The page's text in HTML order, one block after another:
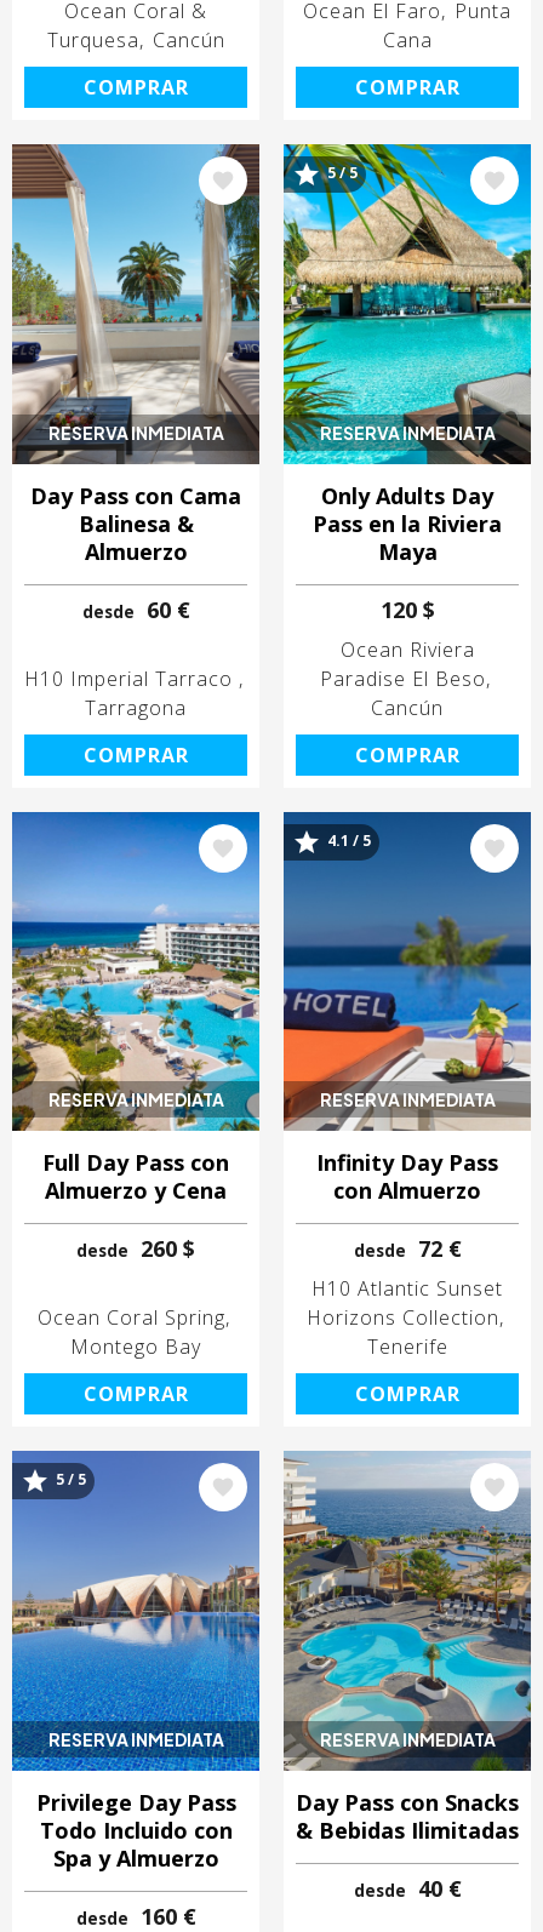
Ocean Coral &
Turquesa
Cancún
COMPRAR
Ocean El Faro
Punta
Cana
COMPRAR
RESERVA INMEDIATA
Image
Day Pass con Cama
Balinesa &
Almuerzo
desde 60 €
H10 Imperial Tarraco
Tarragona
COMPRAR
RESERVA INMEDIATA
Image
5 / 5
Only Adults Day
Pass en la Riviera
Maya
120 $
Ocean Riviera
Paradise El Beso
Cancún
COMPRAR
RESERVA INMEDIATA
Image
Full Day Pass con
Almuerzo y Cena
desde 260 $
Ocean Coral Spring
Montego Bay
COMPRAR
RESERVA INMEDIATA
Image
4.1 / 5
Infinity Day Pass
con Almuerzo
desde 72 €
H10 Atlantic Sunset
Horizons Collection
Tenerife
COMPRAR
RESERVA INMEDIATA
Image
5 / 5
Privilege Day Pass
Todo Incluido con
Spa y Almuerzo
desde 160 €
RESERVA INMEDIATA
Image
Day Pass con Snacks
& Bebidas Ilimitadas
desde 40 €